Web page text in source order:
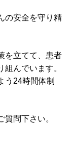
の安全を守り精
を立てて、患者
んでいます。
う24時間体制
問下さい。